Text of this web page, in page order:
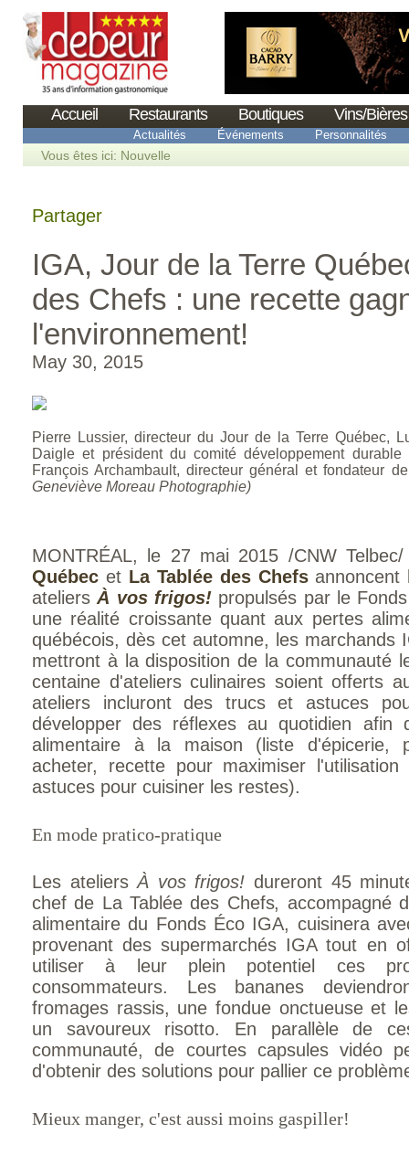
Accueil Restaurants Boutiques Vins/Bières
Actualités Événements Personnalités
Vous êtes ici: Nouvelle
Partager
IGA, Jour de la Terre
des Chefs : une recette
l'environnement!
May 30, 2015
Pierre Lussier, directeur du Jour de la Terre Québec,
Daigle et président du comité développement
François Archambault, directeur général et fondateur
Geneviève Moreau Photographie)
MONTRÉAL, le 27 mai 2015 /CNW
Québec et La Tablée des Chefsannoncent
ateliersÀ vos frigos! propulsés par le
une réalité croissante quant aux pertes
québécois, dès cet automne, les marchands
mettront à la disposition de la communauté
centaine d'ateliers culinaires soient offerts
ateliers incluront des trucs et astuces
développer des réflexes au quotidien afin
alimentaire à la maison (liste d'épicerie,
acheter, recette pour maximiser
astuces pour cuisiner les restes).
En mode pratico-pratique
Les ateliersÀ vos frigos! dureront 45
chef de La Tablée des Chefs, accompagné
alimentaire du Fonds Éco IGA, cuisinera
provenant des supermarchés IGA tout en
utiliser à leur plein potentiel ces
consommateurs. Les bananes
fromages rassis, une fondue onctueuse et
un savoureux risotto. En parallèle de
communauté, de courtes capsules vidéo
d'obtenir des solutions pour pallier ce
Mieux manger, c'est aussi moins gaspiller!